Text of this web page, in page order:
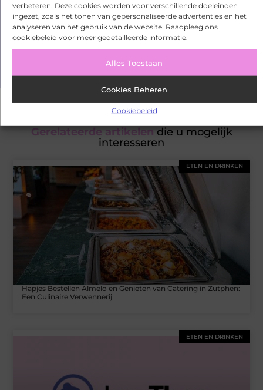
verbeteren. Deze cookies worden voor verschillende doeleinden
ingezet, zoals het tonen van gepersonaliseerde advertenties en het
analyseren van het gebruik van de website. Raadpleeg ons
cookiebeleid voor meer gedetailleerde informatie.
Alles Toestaan
Cookies Beheren
Cookiebeleid
Had je deze artikelen al gelezen?
Ontdek de fascinerende en intrigerende verhalen die we te
Gerelateerde artikelen die u mogelijk
interesseren
ETEN EN DRINKEN
Hapjes Bestellen Almelo en Genieten van Catering in Zutphen:
Een Culinaire Verwennerij
ETEN EN DRINKEN